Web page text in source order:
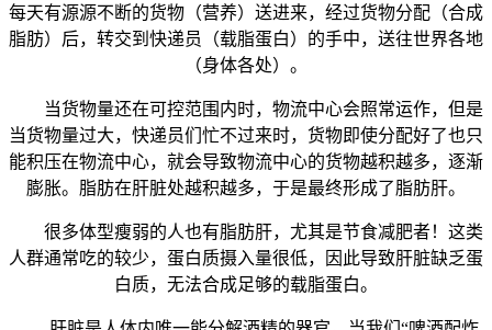
每天有源源不断的货物（营养）送进来，经过货物分配（合成
脂肪）后，转交到快递员（载脂蛋白）的手中，送往世界各地
（身体各处）。
当货物量还在可控范围内时，物流中心会照常运作，但是
当货物量过大，快递员们忙不过来时，货物即使分配好了也只
能积压在物流中心，就会导致物流中心的货物越积越多，逐渐
膨胀。脂肪在肝脏处越积越多，于是最终形成了脂肪肝。
很多体型瘦弱的人也有脂肪肝，尤其是节食减肥者！这类
人群通常吃的较少，蛋白质摄入量很低，因此导致肝脏缺乏蛋
白质，无法合成足够的载脂蛋白。